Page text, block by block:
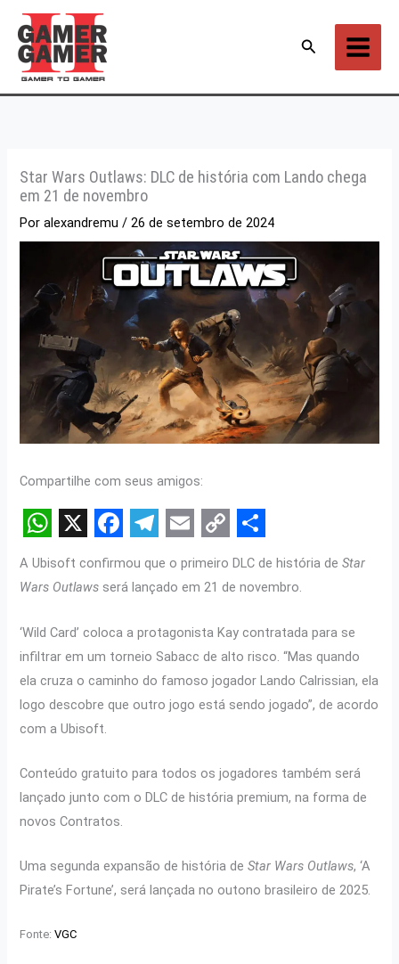
para
conteúdo
Pesquisar
Star Wars Outlaws: DLC de história com Lando chega
em 21 de novembro
Poralexandremu/26 de setembro de 2024
Compartilhe com seus amigos:
W
h
t
s
A
p
X F
a
e
b
o
o
T
e
e
g
r
E
m
i
l
C
o
y
L
i
S
h
r
e
A Ubisoft confirmou que o primeiro DLC de história deStar
Wars Outlaws será lançado em 21 de novembro.
‘Wild Card’ coloca a protagonista Kay contratada para se
infiltrar em um torneio Sabacc de alto risco. “Mas quando
ela cruza o caminho do famoso jogador Lando Calrissian, ela
logo descobre que outro jogo está sendo jogado”, de acordo
com a Ubisoft.
Conteúdo gratuito para todos os jogadores também será
lançado junto com o DLC de história premium, na forma de
novos Contratos.
Uma segunda expansão de história deStar Wars Outlaws, ‘A
Pirate’s Fortune’, será lançada no outono brasileiro de 2025.
Fonte:VGC